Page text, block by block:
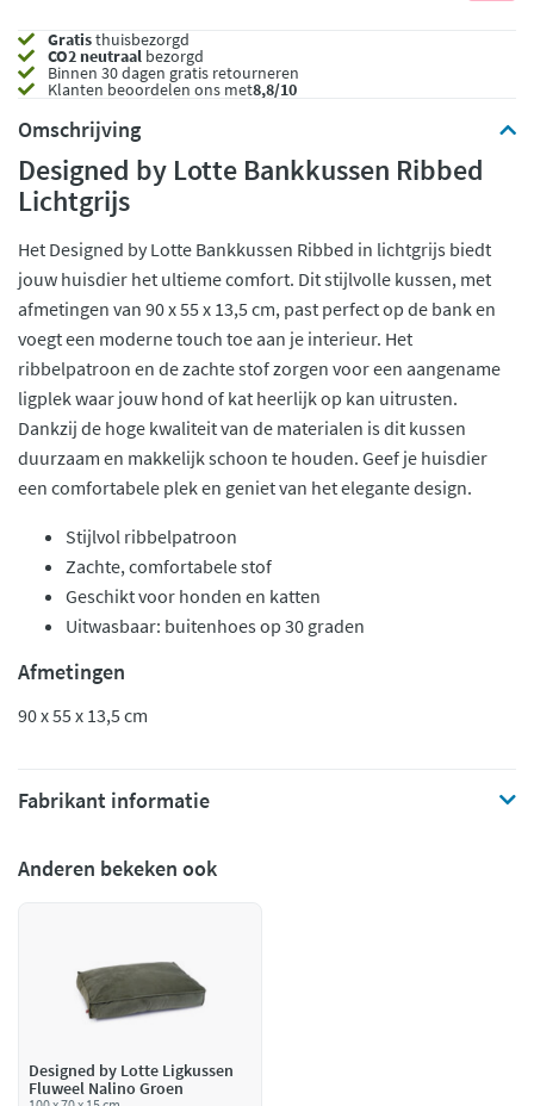
Gratisthuisbezorgd
CO2 neutraal bezorgd
Binnen 30 dagen gratis retourneren
Klanten beoordelen ons met8,8/10
Omschrijving
Designed by Lotte Bankkussen Ribbed
Lichtgrijs
Het Designed by Lotte Bankkussen Ribbed in lichtgrijs biedt
jouw huisdier het ultieme comfort. Dit stijlvolle kussen, met
afmetingen van 90 x 55 x 13,5 cm, past perfect op de bank en
voegt een moderne touch toe aan je interieur. Het
ribbelpatroon en de zachte stof zorgen voor een aangename
ligplek waar jouw hond of kat heerlijk op kan uitrusten.
Dankzij de hoge kwaliteit van de materialen is dit kussen
duurzaam en makkelijk schoon te houden. Geef je huisdier
een comfortabele plek en geniet van het elegante design.
Stijlvol ribbelpatroon
Zachte, comfortabele stof
Geschikt voor honden en katten
Uitwasbaar: buitenhoes op 30 graden
Afmetingen
90 x 55 x 13,5 cm
Fabrikant informatie
Anderen bekeken ook
Designed by Lotte Ligkussen
Fluweel Nalino Groen